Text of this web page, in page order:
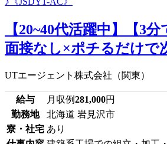
【20~40代活躍中】【3分
面接なし×ポチるだけで
UTエージェント株式会社（関東）
給与 月収例281,000円
勤務地
北海道 岩見沢市
寮・社宅 あり